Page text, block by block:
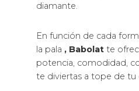
diamante.
En función de cada
la pala , Babolat te
potencia, comodidad,
te diviertas a tope de